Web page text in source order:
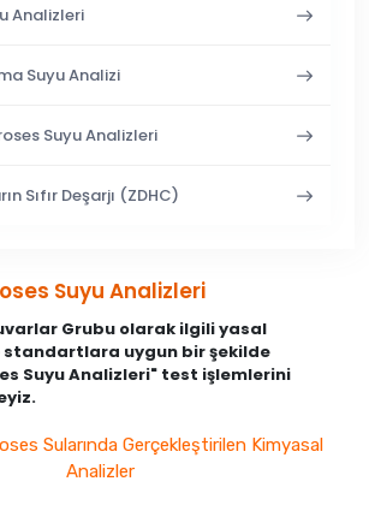
Analizleri
Suyu Analizi
Suyu Analizleri
Sıfır Deşarjı (ZDHC)
Suyu Analizleri
Grubu olarak ilgili yasal
standartlara uygun bir şekilde
Suyu Analizleri" test işlemlerini
Sularında Gerçekleştirilen Kimyasal
Analizler